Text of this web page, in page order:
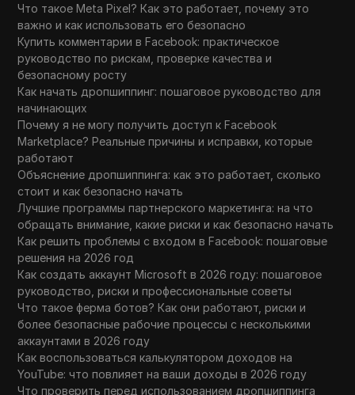
Что такое Meta Pixel? Как это работает, почему это
важно и как использовать его безопасно
Купить комментарии в Facebook: практическое
руководство по рискам, проверке качества и
безопасному росту
Как начать дропшиппинг: пошаговое руководство для
начинающих
Почему я не могу получить доступ к Facebook
Marketplace? Реальные причины и исправки, которые
работают
Объяснение дропшиппинга: как это работает, сколько
стоит и как безопасно начать
Лучшие программы партнерского маркетинга: на что
обращать внимание, какие риски и как безопасно начать
Как решить проблемы с входом в Facebook: пошаговые
решения на 2026 год
Как создать аккаунт Microsoft в 2026 году: пошаговое
руководство, риски и профессиональные советы
Что такое ферма ботов? Как они работают, риски и
более безопасные рабочие процессы с несколькими
аккаунтами в 2026 году
Как воспользоваться калькулятором доходов на
YouTube: что повлияет на ваши доходы в 2026 году
Что проверить перед использованием дропшиппинга